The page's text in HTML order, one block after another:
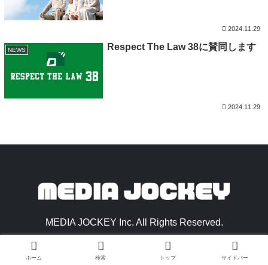
2024.11.29
NEWS Respect The Law 38に賛同します
2024.11.29
MEDIA JOCKEY Inc. All Rights Reserved.
ホーム 検索 トップ サイドバー